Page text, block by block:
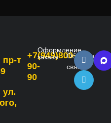
пр-т
ул.
+7(949)800-
90-
90
Оформление
заказа
Обратная
связь